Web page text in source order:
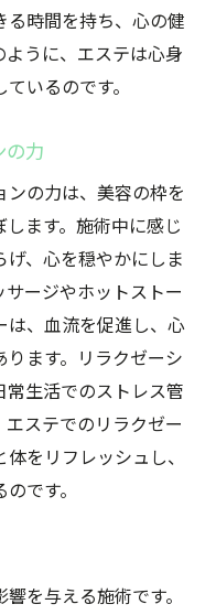
る時間を持ち、心の健
うに、エステは心身
いるのです。
の力
ンの力は、美容の枠を
ます。施術中に感じ
げ、心を穏やかにしま
ージやホットストー
は、血流を促進し、心
ます。リラクゼーシ
常生活でのストレス管
ステでのリラクゼー
をリフレッシュし、
です。
を与える施術です。